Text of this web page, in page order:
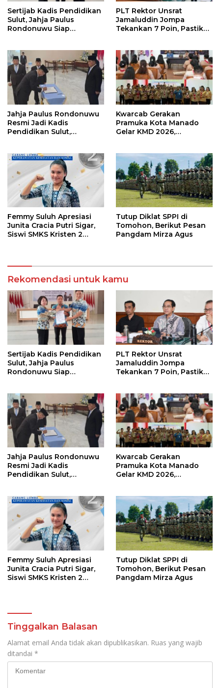
Sertijab Kadis Pendidikan
Sulut, Jahja Paulus
Rondonuwu Siap
PLT Rektor Unsrat
Jamaluddin Jompa
Tekankan 7 Poin, Pastikan
Jahja Paulus Rondonuwu
Resmi Jadi Kadis
Pendidikan Sulut,
Kwarcab Gerakan
Pramuka Kota Manado
Gelar KMD 2026,
Pramuka
Femmy Suluh Apresiasi
Junita Cracia Putri Sigar,
Siswi SMKS Kristen 2
Tutup Diklat SPPI di
Tomohon, Berikut Pesan
Pangdam Mirza Agus
Rekomendasi untuk kamu
Sertijab Kadis Pendidikan
Sulut, Jahja Paulus
Rondonuwu Siap
PLT Rektor Unsrat
Jamaluddin Jompa
Tekankan 7 Poin, Pastikan
Jahja Paulus Rondonuwu
Resmi Jadi Kadis
Pendidikan Sulut,
Kwarcab Gerakan
Pramuka Kota Manado
Gelar KMD 2026,
Pramuka
Femmy Suluh Apresiasi
Junita Cracia Putri Sigar,
Siswi SMKS Kristen 2
Tutup Diklat SPPI di
Tomohon, Berikut Pesan
Pangdam Mirza Agus
Tinggalkan Balasan
Alamat email Anda tidak akan dipublikasikan. Ruas yang wajib
ditandai *